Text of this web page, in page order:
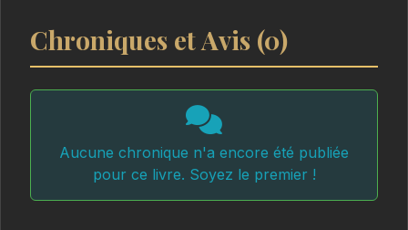
Entre piques mordantes, moments brûlants et
maladresses touchantes, Loane et Esteban
parviendront-ils à lâcher prise et écrire une
nouvelle page sous le soleil espagnol ?
Chroniques et Avis (0)
Aucune chronique n'a encore été publiée
pour ce livre. Soyez le premier !